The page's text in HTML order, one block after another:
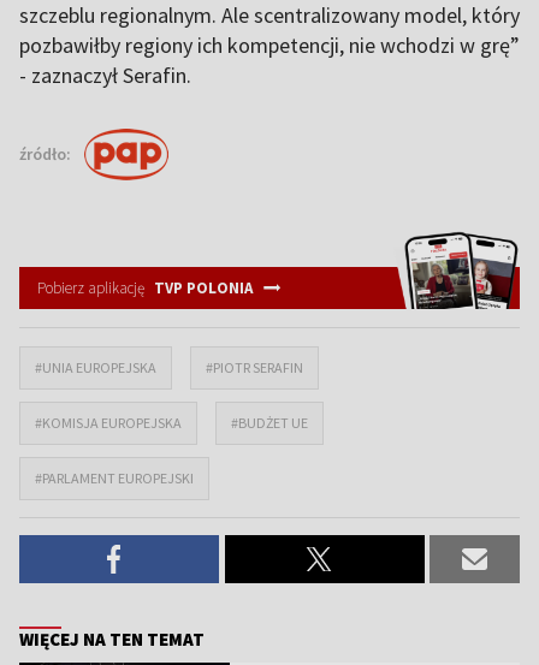
szczeblu regionalnym. Ale scentralizowany model, który
pozbawiłby regiony ich kompetencji, nie wchodzi w grę”
- zaznaczył Serafin.
źródło:
Pobierz aplikację TVP POLONIA
#UNIA EUROPEJSKA #PIOTR SERAFIN
#KOMISJA EUROPEJSKA #BUDŻET UE
#PARLAMENT EUROPEJSKI
WIĘCEJ NA TEN TEMAT